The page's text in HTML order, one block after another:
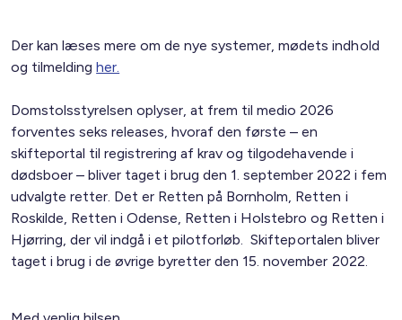
Der kan læses mere om de nye systemer, mødets indhold
og tilmeldingher.
Domstolsstyrelsen oplyser, at frem til medio 2026
forventes seks releases, hvoraf den første – en
skifteportal til registrering af krav og tilgodehavende i
dødsboer – bliver taget i brug den 1. september 2022 i fem
udvalgte retter. Det er Retten på Bornholm, Retten i
Roskilde, Retten i Odense, Retten i Holstebro og Retten i
Hjørring, der vil indgå i et pilotforløb. Skifteportalen bliver
taget i brug i de øvrige byretter den 15. november 2022.